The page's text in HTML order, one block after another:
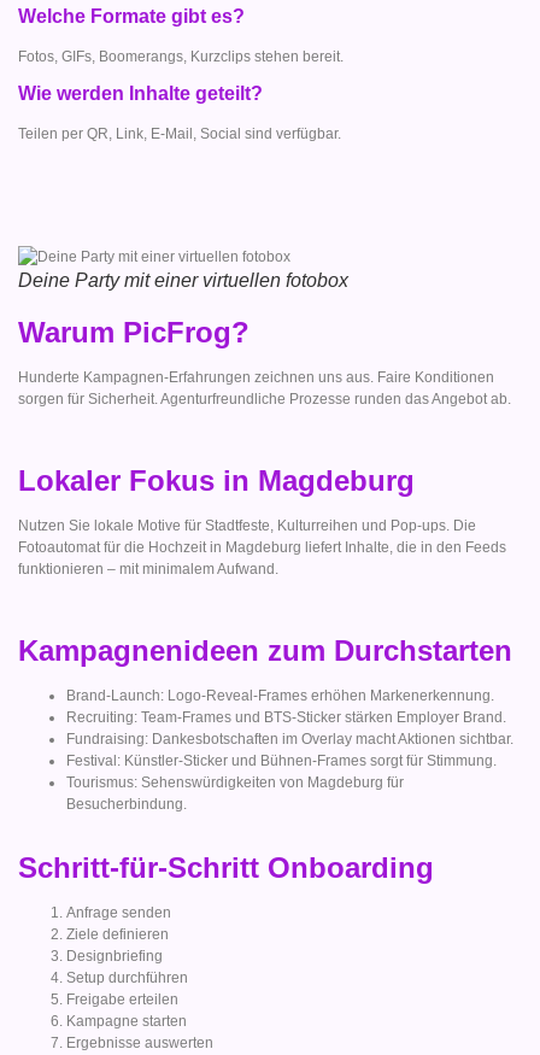
Welche Formate gibt es?
Fotos, GIFs, Boomerangs, Kurzclips stehen bereit.
Wie werden Inhalte geteilt?
Teilen per QR, Link, E-Mail, Social sind verfügbar.
Deine Party mit einer virtuellen fotobox
Warum PicFrog?
Hunderte Kampagnen-Erfahrungen zeichnen uns aus. Faire Konditionen
sorgen für Sicherheit. Agenturfreundliche Prozesse runden das Angebot ab.
Lokaler Fokus in Magdeburg
Nutzen Sie lokale Motive für Stadtfeste, Kulturreihen und Pop-ups. Die
Fotoautomat für die Hochzeit in Magdeburg liefert Inhalte, die in den Feeds
funktionieren – mit minimalem Aufwand.
Kampagnenideen zum Durchstarten
Brand-Launch: Logo-Reveal-Frames erhöhen Markenerkennung.
Recruiting: Team-Frames und BTS-Sticker stärken Employer Brand.
Fundraising: Dankesbotschaften im Overlay macht Aktionen sichtbar.
Festival: Künstler-Sticker und Bühnen-Frames sorgt für Stimmung.
Tourismus: Sehenswürdigkeiten von Magdeburg für
Besucherbindung.
Schritt-für-Schritt Onboarding
Anfrage senden
Ziele definieren
Designbriefing
Setup durchführen
Freigabe erteilen
Kampagne starten
Ergebnisse auswerten